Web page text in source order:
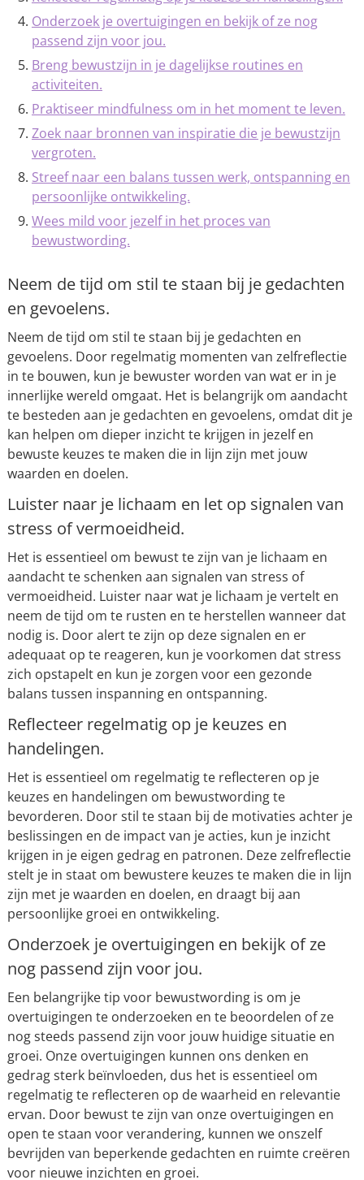
Onderzoek je overtuigingen en bekijk of ze nog
passend zijn voor jou.
Breng bewustzijn in je dagelijkse routines en
activiteiten.
Praktiseer mindfulness om in het moment te leven.
Zoek naar bronnen van inspiratie die je bewustzijn
vergroten.
Streef naar een balans tussen werk, ontspanning en
persoonlijke ontwikkeling.
Wees mild voor jezelf in het proces van
bewustwording.
Neem de tijd om stil te staan bij je gedachten
en gevoelens.
Neem de tijd om stil te staan bij je gedachten en
gevoelens. Door regelmatig momenten van zelfreflectie
in te bouwen, kun je bewuster worden van wat er in je
innerlijke wereld omgaat. Het is belangrijk om aandacht
te besteden aan je gedachten en gevoelens, omdat dit je
kan helpen om dieper inzicht te krijgen in jezelf en
bewuste keuzes te maken die in lijn zijn met jouw
waarden en doelen.
Luister naar je lichaam en let op signalen van
stress of vermoeidheid.
Het is essentieel om bewust te zijn van je lichaam en
aandacht te schenken aan signalen van stress of
vermoeidheid. Luister naar wat je lichaam je vertelt en
neem de tijd om te rusten en te herstellen wanneer dat
nodig is. Door alert te zijn op deze signalen en er
adequaat op te reageren, kun je voorkomen dat stress
zich opstapelt en kun je zorgen voor een gezonde
balans tussen inspanning en ontspanning.
Reflecteer regelmatig op je keuzes en
handelingen.
Het is essentieel om regelmatig te reflecteren op je
keuzes en handelingen om bewustwording te
bevorderen. Door stil te staan bij de motivaties achter je
beslissingen en de impact van je acties, kun je inzicht
krijgen in je eigen gedrag en patronen. Deze zelfreflectie
stelt je in staat om bewustere keuzes te maken die in lijn
zijn met je waarden en doelen, en draagt bij aan
persoonlijke groei en ontwikkeling.
Onderzoek je overtuigingen en bekijk of ze
nog passend zijn voor jou.
Een belangrijke tip voor bewustwording is om je
overtuigingen te onderzoeken en te beoordelen of ze
nog steeds passend zijn voor jouw huidige situatie en
groei. Onze overtuigingen kunnen ons denken en
gedrag sterk beïnvloeden, dus het is essentieel om
regelmatig te reflecteren op de waarheid en relevantie
ervan. Door bewust te zijn van onze overtuigingen en
open te staan voor verandering, kunnen we onszelf
bevrijden van beperkende gedachten en ruimte creëren
voor nieuwe inzichten en groei.